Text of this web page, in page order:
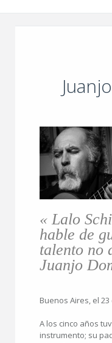
« Lalo
hable de
talento no
Juanjo
Buenos Aires, el
A los cinco años
instrumento; su